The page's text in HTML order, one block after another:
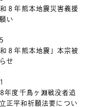
和８年熊本地震災害義援
い
和８年熊本地震」本宗被
せ
年度千鳥ヶ淵戦没者追
正平和祈願法要につい